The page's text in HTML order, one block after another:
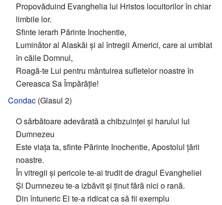
Propovăduind Evanghelia lui Hristos locuitorilor în chiar
limbile lor.
Sfinte ierarh Părinte Inochentie,
Luminător al Alaskăi și al întregii Americi, care ai umblat
în căile Domnul,
Roagă-te Lui pentru mântuirea sufletelor noastre în
Cereasca Sa Împărăție!
Condac (Glasul 2)
O sărbătoare adevărată a chibzuinței și harului lui
Dumnezeu
Este viața ta, sfinte Părinte Inochentie, Apostolul țării
noastre.
În vitregii și pericole te-ai trudit de dragul Evangheliei
Şi Dumnezeu te-a izbăvit și ținut fără nici o rană.
Din întuneric El te-a ridicat ca să fii exemplu